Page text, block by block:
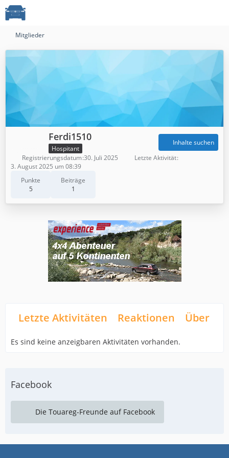
Mitglieder
Ferdi1510
Hospitant
Punkte
5
Beiträge
1
Inhalte suchen
Registrierungsdatum 30. Juli 2025
Letzte Aktivität
3. August 2025 um 08:39
Letzte Aktivitäten Reaktionen Über
Es sind keine anzeigbaren Aktivitäten vorhanden.
Facebook
Die Touareg-Freunde auf Facebook